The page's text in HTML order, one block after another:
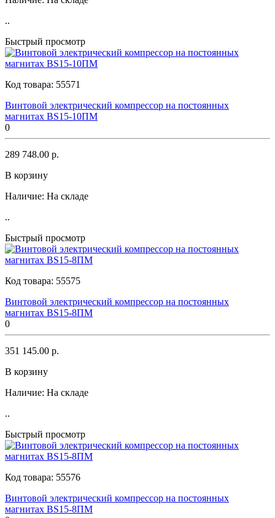
..
Быстрый просмотр
Код товара: 55571
Винтовой электрический компрессор на постоянных
магнитах BS15-10ПМ
0
289 748.00 р.
В корзину
Наличие: На складе
..
Быстрый просмотр
Код товара: 55575
Винтовой электрический компрессор на постоянных
магнитах BS15-8ПМ
0
351 145.00 р.
В корзину
Наличие: На складе
..
Быстрый просмотр
Код товара: 55576
Винтовой электрический компрессор на постоянных
магнитах BS15-8ПМ